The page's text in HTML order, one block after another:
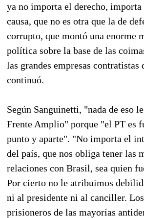
ya no importa el derecho,
causa, que no es otra que la de
corrupto, que montó una enorme
política sobre la base de las
las grandes empresas contratistas
continuó.
Según Sanguinetti, "nada de eso
Frente Amplio" porque "el PT es
punto y aparte". "No importa el
del país, que nos obliga tener las
relaciones con Brasil, sea quien
Por cierto no le atribuimos
ni al presidente ni al canciller.
prisioneros de las mayorías